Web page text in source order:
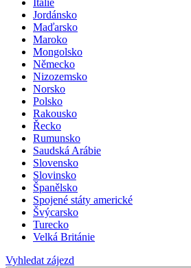
Itálie
Jordánsko
Maďarsko
Maroko
Mongolsko
Německo
Nizozemsko
Norsko
Polsko
Rakousko
Řecko
Rumunsko
Saudská Arábie
Slovensko
Slovinsko
Španělsko
Spojené státy americké
Švýcarsko
Turecko
Velká Británie
Vyhledat zájezd